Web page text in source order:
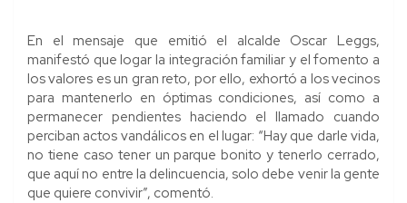
En el mensaje que emitió el alcalde Oscar Leggs,
manifestó que logar la integración familiar y el fomento a
los valores es un gran reto, por ello, exhortó a los vecinos
para mantenerlo en óptimas condiciones, así como a
permanecer pendientes haciendo el llamado cuando
perciban actos vandálicos en el lugar: “Hay que darle vida,
no tiene caso tener un parque bonito y tenerlo cerrado,
que aquí no entre la delincuencia, solo debe venir la gente
que quiere convivir”, comentó.